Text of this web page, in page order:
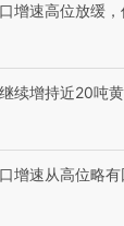
增速高位放缓
续增持近20吨
增速从高位略